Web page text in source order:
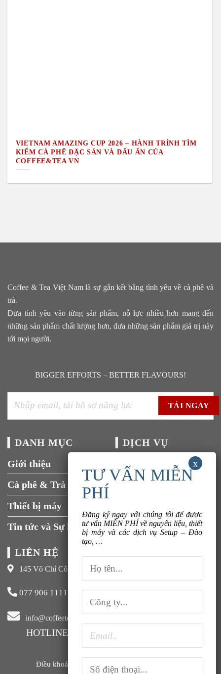
VIETNAM AMAZING CUP 2026 – HÀNH TRÌNH TÌM
KIẾM CÀ PHÊ ĐẶC SẢN VÀ DẤU ẤN CỦA
COFFEE&TEA VN
Coffee & Tea Việt Nam là sự gắn kết bằng tình yêu về cà phê và
trà.
Đưa tình yêu vào từng sản phẩm, nỗ lực nhiều hơn mang đến
những sản phẩm chất lượng hơn, đưa những sản phẩm giá trị này
tới mọi người.
BIGGER EFFORTS – BETTER FLAVOURS!
DANH MỤC
Giới thiệu
Cà phê & Trà
Thiết bị máy
Tin tức và Sự kiện
DỊCH VỤ
Tuyển dụng
LIÊN HỆ
145 Võ Chí Công, Xuân La, Tây Hồ, Hà Nội
077 906 1111
info@coffeeteavn.com
HOTLINE KINH DOANH:
Điều khoản sử dụng |
Đăng ký ngay với chúng tôi để được
tư vấn MIỄN PHÍ về nguyên liệu, thiết
bị máy và các dịch vụ Setup – Đào
tạo, …